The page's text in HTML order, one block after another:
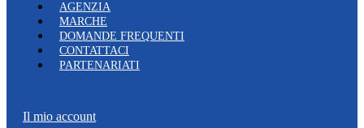
AGENZIA
MARCHE
DOMANDE FREQUENTI
CONTATTACI
PARTENARIATI
Il mio account